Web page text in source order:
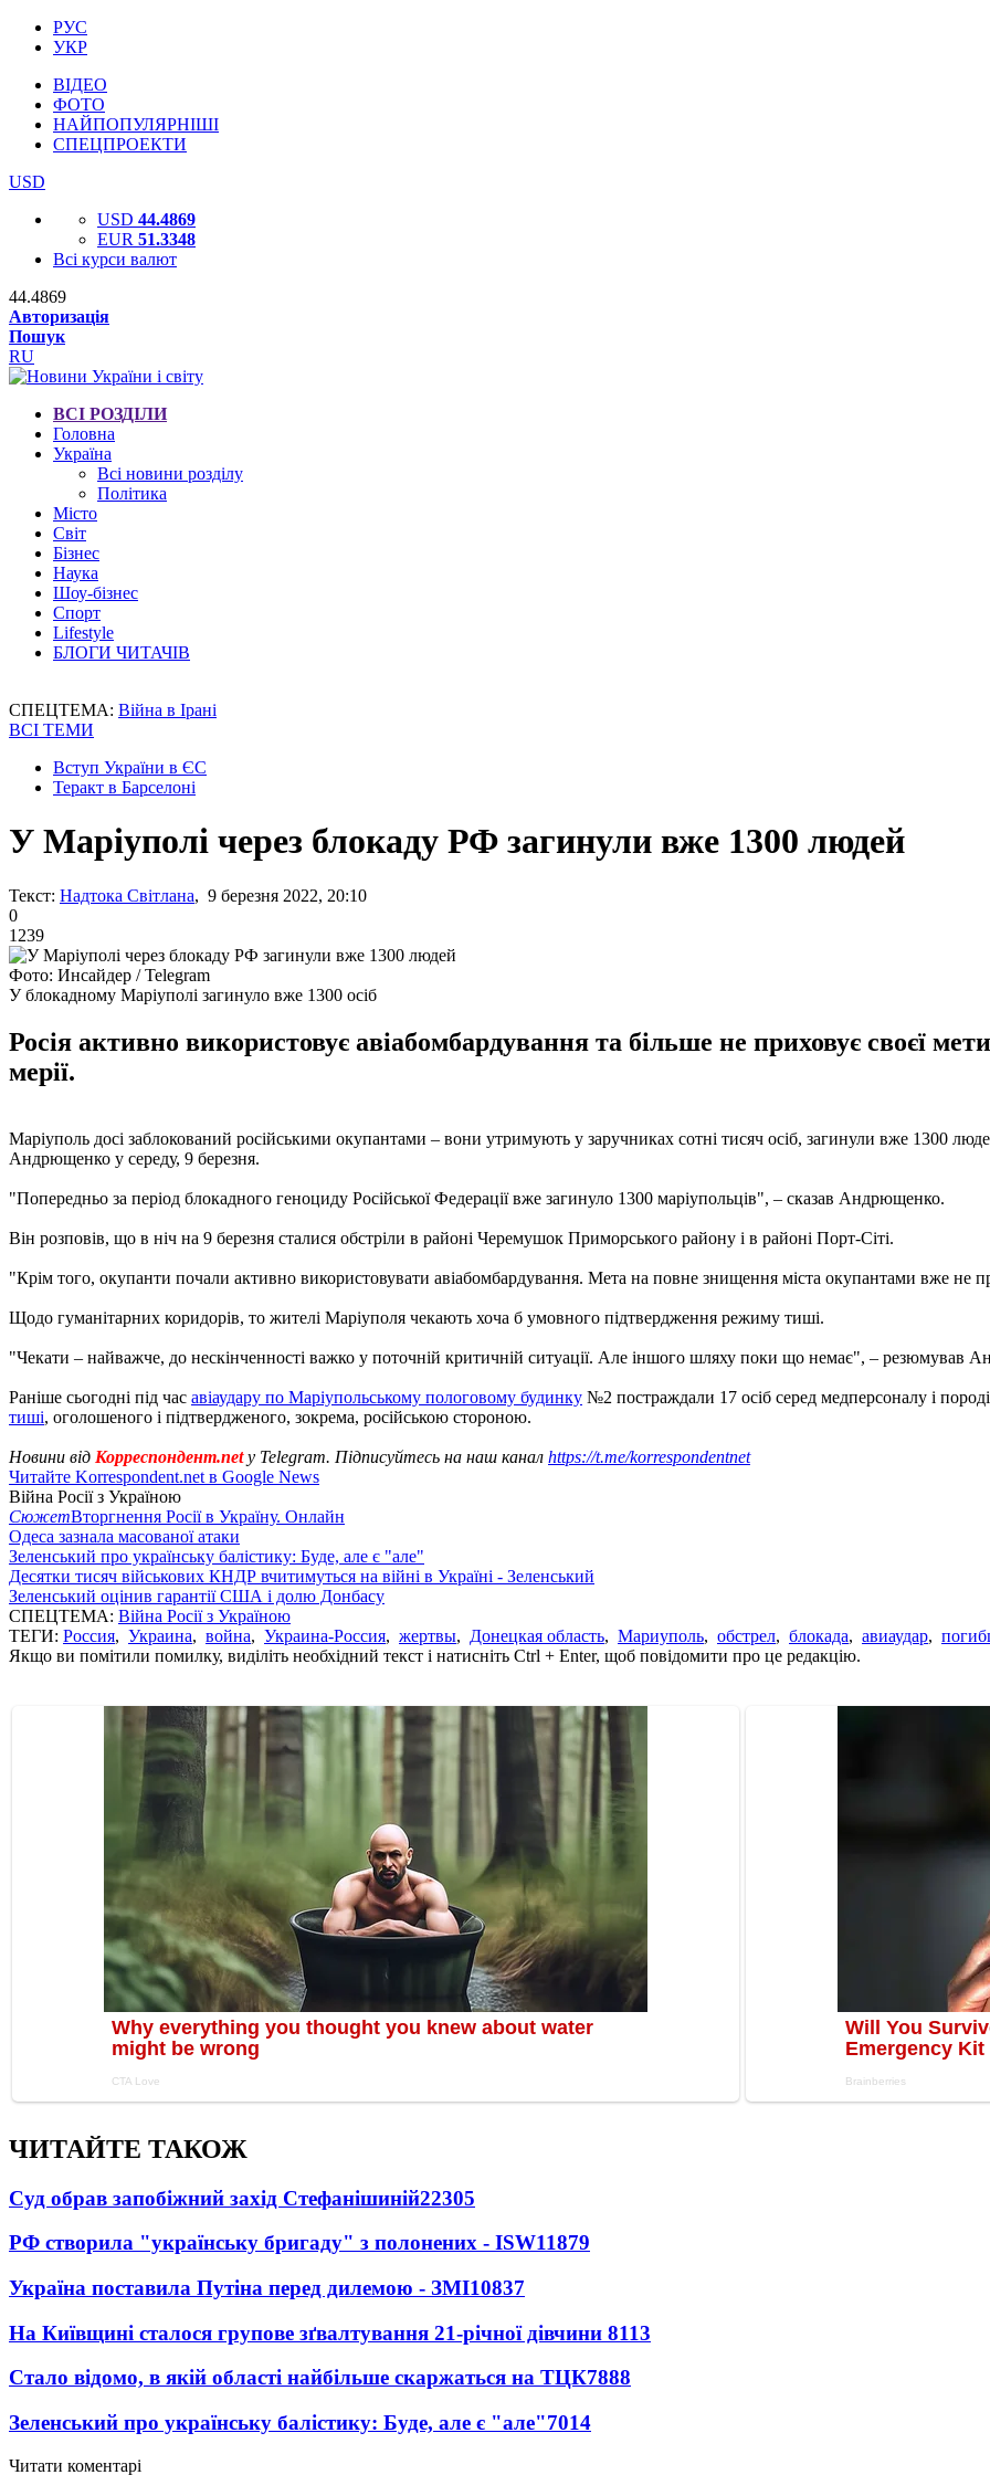
РУС
УКР
ВІДЕО
ФОТО
НАЙПОПУЛЯРНІШІ
СПЕЦПРОЕКТИ
USD
USD 44.4869
EUR 51.3348
Всі курси валют
44.4869
Авторизація
Пошук
RU
ВСІ РОЗДІЛИ
Головна
Україна
Всі новини розділу
Політика
Місто
Світ
Бізнес
Наука
Шоу-бізнес
Спорт
Lifestyle
БЛОГИ ЧИТАЧІВ
СПЕЦТЕМА: Війна в Ірані
ВСІ ТЕМИ
Вступ України в ЄС
Теракт в Барселоні
У Маріуполі через блокаду РФ загинули вже 1300 людей
Текст: Надтока Світлана, 9 березня 2022, 20:10
0
1239
Фото: Инсайдер / Telegram
У блокадному Маріуполі загинуло вже 1300 осіб
Росія активно використовує авіабомбардування та більше не приховує своєї
мерії.
Маріуполь досі заблокований російськими окупантами – вони утримують у заручниках сотні тисяч осіб, загинули вже 1300
Андрющенко у середу, 9 березня.
"Попередньо за період блокадного геноциду Російської Федерації вже загинуло 1300 маріупольців", – сказав Андрющенко.
Він розповів, що в ніч на 9 березня сталися обстріли в районі Черемушок Приморського району і в районі Порт-Сіті.
"Крім того, окупанти почали активно використовувати авіабомбардування. Мета на повне знищення міста окупантами вже не
Щодо гуманітарних коридорів, то жителі Маріуполя чекають хоча б умовного підтвердження режиму тиші.
"Чекати – найважче, до нескінченності важко у поточній критичній ситуації. Але іншого шляху поки що немає", – резюмував
Раніше сьогодні під час авіаудару по Маріупольському пологовому будинку №2 постраждали 17 осіб серед медперсоналу і
тиші, оголошеного і підтвердженого, зокрема, російською стороною.
Новини від Корреспондент.netу Telegram. Підписуйтесь на наш канал https://t.me/korrespondentnet
Читайте Korrespondent.net в Google News
Війна Росії з Україною
СюжетВторгнення Росії в Україну. Онлайн
Одеса зазнала масованої атаки
Зеленський про українську балістику: Буде, але є "але"
Десятки тисяч військових КНДР вчитимуться на війні в Україні - Зеленський
Зеленський оцінив гарантії США і долю Донбасу
СПЕЦТЕМА: Війна Росії з Україною
ТЕГИ: Россия, Украина, война, Украина-Россия, жертвы, Донецкая область, Мариуполь, обстрел, блокада, авиаудар,
Якщо ви помітили помилку, виділіть необхідний текст і натисніть Ctrl + Enter, щоб повідомити про це редакцію.
ЧИТАЙТЕ ТАКОЖ
Суд обрав запобіжний захід Стефанішиній22305
РФ створила "українську бригаду" з полонених - ISW11879
Україна поставила Путіна перед дилемою - ЗМІ10837
На Київщині сталося групове зґвалтування 21-річної дівчини 8113
Стало відомо, в якій області найбільше скаржаться на ТЦК7888
Зеленський про українську балістику: Буде, але є "але"7014
Читати коментарі